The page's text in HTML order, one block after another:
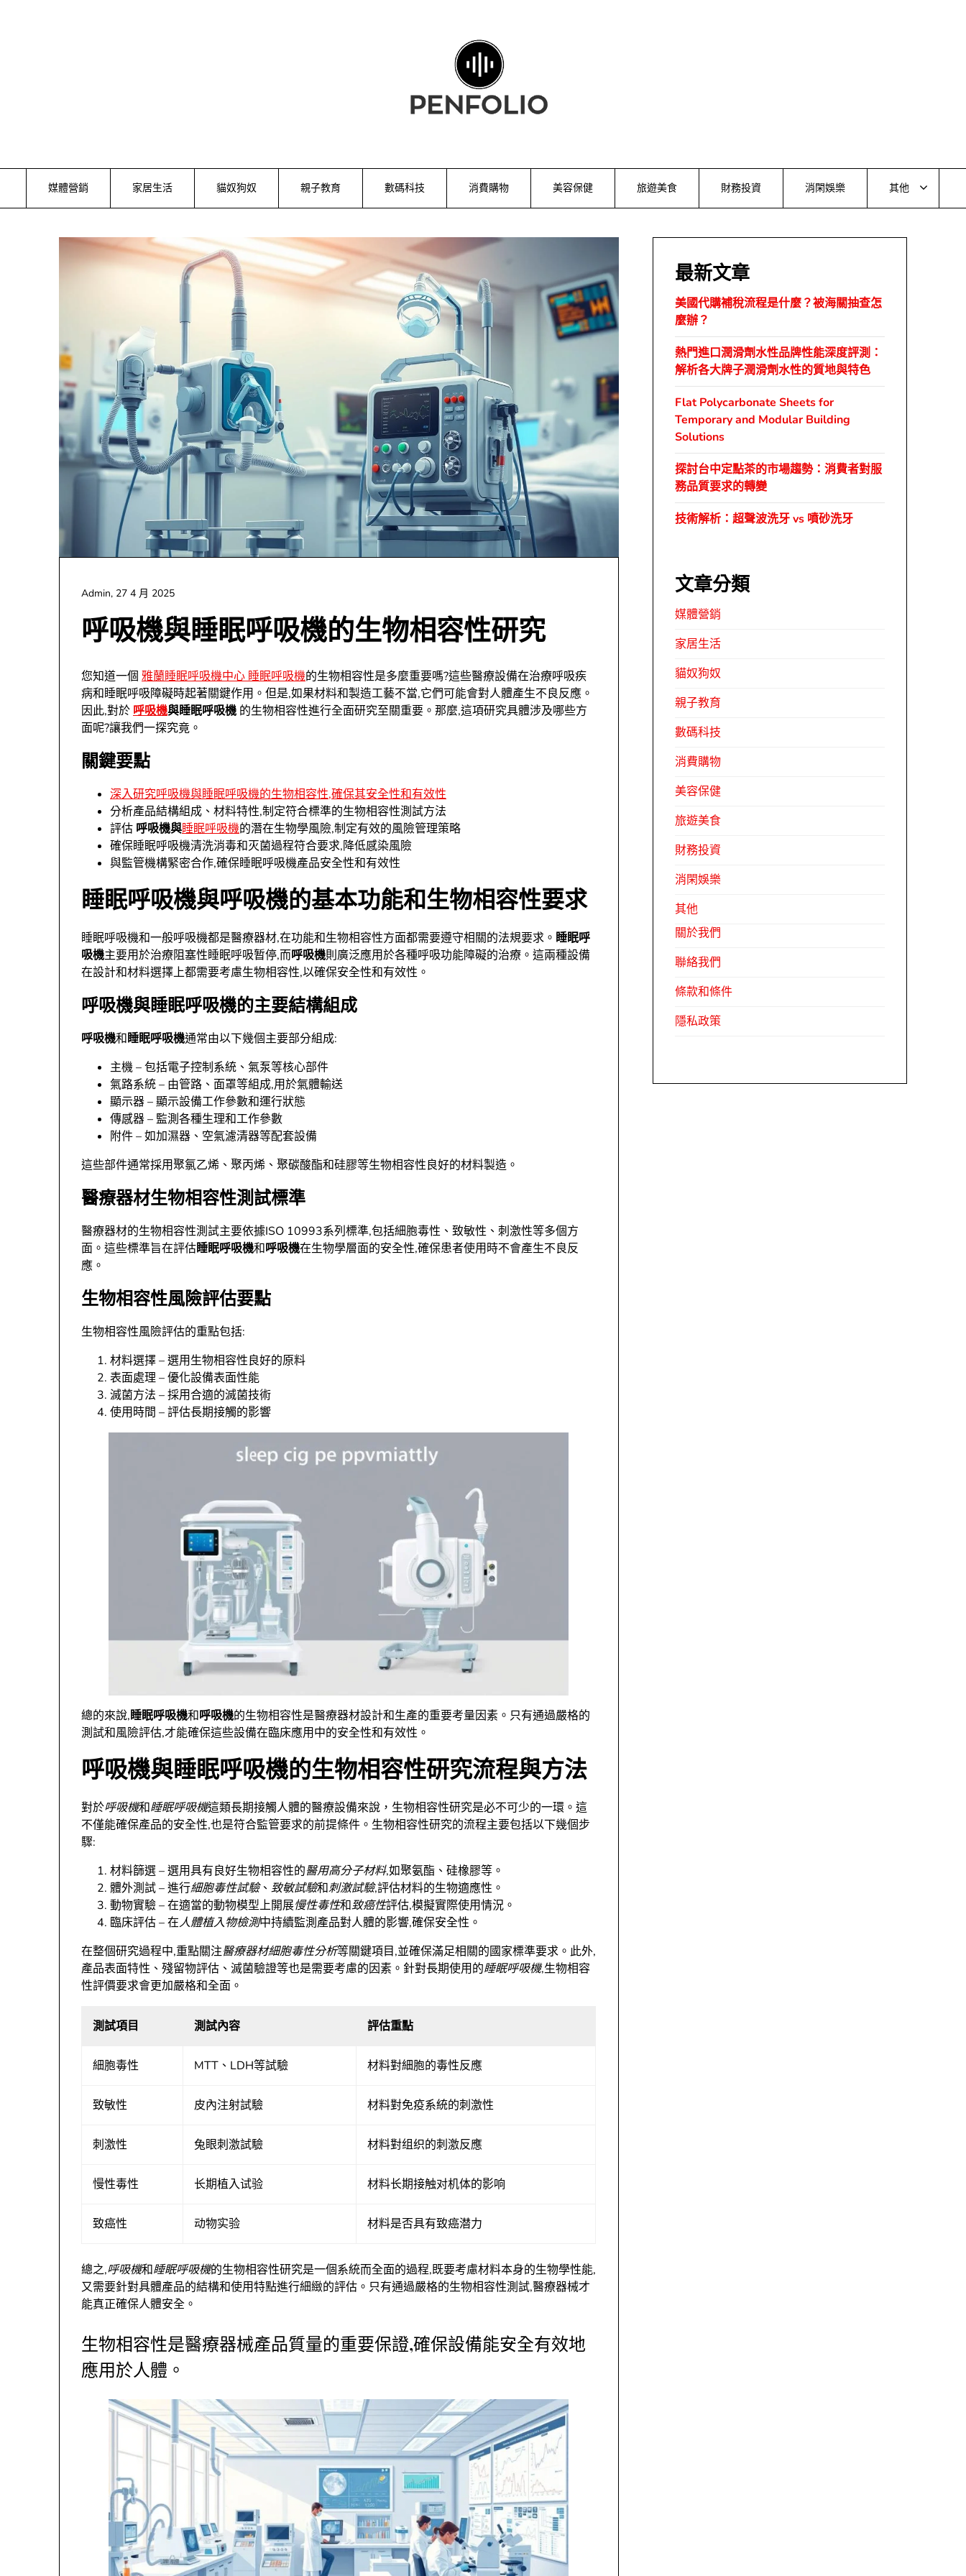
媒體營銷 家居生活 貓奴狗奴 親子教育 數碼科技 消費購物 美容保健 旅遊美食 財務投資 消閑娛樂 其他
呼吸機與睡眠呼吸機的生物相容性研究
Admin, 27 4 月 2025
您知道一個 雅蘭睡眠呼吸機中心 睡眠呼吸機的生物相容性是多麼重要嗎?這些醫療設備在治療呼吸疾
病和睡眠呼吸障礙時起著關鍵作用。但是,如果材料和製造工藝不當,它們可能會對人體產生不良反應。
因此,對於 呼吸機與睡眠呼吸機 的生物相容性進行全面研究至關重要。那麼,這項研究具體涉及哪些方
面呢?讓我們一探究竟。
關鍵要點
深入研究呼吸機與睡眠呼吸機的生物相容性,確保其安全性和有效性
分析產品結構組成、材料特性,制定符合標準的生物相容性測試方法
評估 呼吸機與睡眠呼吸機的潛在生物學風險,制定有效的風險管理策略
確保睡眠呼吸機清洗消毒和灭菌過程符合要求,降低感染風險
與監管機構緊密合作,確保睡眠呼吸機產品安全性和有效性
睡眠呼吸機與呼吸機的基本功能和生物相容性要求
睡眠呼吸機和一般呼吸機都是醫療器材,在功能和生物相容性方面都需要遵守相關的法規要求。 睡眠呼
吸機主要用於治療阻塞性睡眠呼吸暂停,而呼吸機則廣泛應用於各種呼吸功能障礙的治療。這兩種設備
在設計和材料選擇上都需要考慮生物相容性,以確保安全性和有效性。
呼吸機與睡眠呼吸機的主要結構組成
呼吸機和睡眠呼吸機通常由以下幾個主要部分組成:
主機 – 包括電子控制系統、氣泵等核心部件
氣路系統 – 由管路、面罩等組成,用於氣體輸送
顯示器 – 顯示設備工作參數和運行狀態
傳感器 – 監測各種生理和工作參數
附件 – 如加濕器、空氣濾清器等配套設備
這些部件通常採用聚氯乙烯、聚丙烯、聚碳酸酯和硅膠等生物相容性良好的材料製造。
醫療器材生物相容性測試標準
醫療器材的生物相容性測試主要依據ISO 10993系列標準,包括細胞毒性、致敏性、刺激性等多個方
面。這些標準旨在評估睡眠呼吸機和呼吸機在生物學層面的安全性,確保患者使用時不會產生不良反
應。
生物相容性風險評估要點
生物相容性風險評估的重點包括:
材料選擇 – 選用生物相容性良好的原料
表面處理 – 優化設備表面性能
滅菌方法 – 採用合適的滅菌技術
使用時間 – 評估長期接觸的影響
總的來說,睡眠呼吸機和呼吸機的生物相容性是醫療器材設計和生產的重要考量因素。只有通過嚴格的
測試和風險評估,才能確保這些設備在臨床應用中的安全性和有效性。
呼吸機與睡眠呼吸機的生物相容性研究流程與方法
對於呼吸機和睡眠呼吸機這類長期接觸人體的醫療設備來說，生物相容性研究是必不可少的一環。這
不僅能確保產品的安全性,也是符合監管要求的前提條件。生物相容性研究的流程主要包括以下幾個步
驟:
材料篩選 – 選用具有良好生物相容性的醫用高分子材料,如聚氨酯、硅橡膠等。
體外測試 – 進行細胞毒性試驗、 致敏試驗和刺激試驗,評估材料的生物適應性。
動物實驗 – 在適當的動物模型上開展慢性毒性和致癌性評估,模擬實際使用情況。
臨床評估 – 在人體植入物檢測中持續監測產品對人體的影響,確保安全性。
在整個研究過程中,重點關注醫療器材細胞毒性分析等關鍵項目,並確保滿足相關的國家標準要求。此外,
產品表面特性、殘留物評估、滅菌驗證等也是需要考慮的因素。針對長期使用的睡眠呼吸機,生物相容
性評價要求會更加嚴格和全面。
測試項目 測試內容 評估重點
細胞毒性 MTT、LDH等試驗 材料對細胞的毒性反應
致敏性 皮內注射試驗 材料對免疫系統的刺激性
刺激性 兔眼刺激試驗 材料對组织的刺激反應
慢性毒性 长期植入试验 材料长期接触对机体的影响
致癌性 动物实验 材料是否具有致癌潜力
總之,呼吸機和睡眠呼吸機的生物相容性研究是一個系統而全面的過程,既要考慮材料本身的生物學性能,
又需要針對具體產品的結構和使用特點進行細緻的評估。只有通過嚴格的生物相容性測試,醫療器械才
能真正確保人體安全。
生物相容性是醫療器械產品質量的重要保證,確保設備能安全有效地
應用於人體。
最新文章
美國代購補稅流程是什麼？被海關抽查怎
麼辦？
熱門進口潤滑劑水性品牌性能深度評測：
解析各大牌子潤滑劑水性的質地與特色
Flat Polycarbonate Sheets for
Temporary and Modular Building
Solutions
探討台中定點茶的市場趨勢：消費者對服
務品質要求的轉變
技術解析：超聲波洗牙 vs 噴砂洗牙
文章分類
媒體營銷
家居生活
貓奴狗奴
親子教育
數碼科技
消費購物
美容保健
旅遊美食
財務投資
消閑娛樂
其他
關於我們
聯絡我們
條款和條件
隱私政策